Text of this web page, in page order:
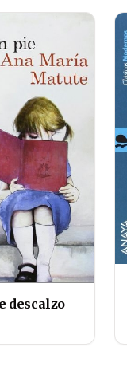
descalzo